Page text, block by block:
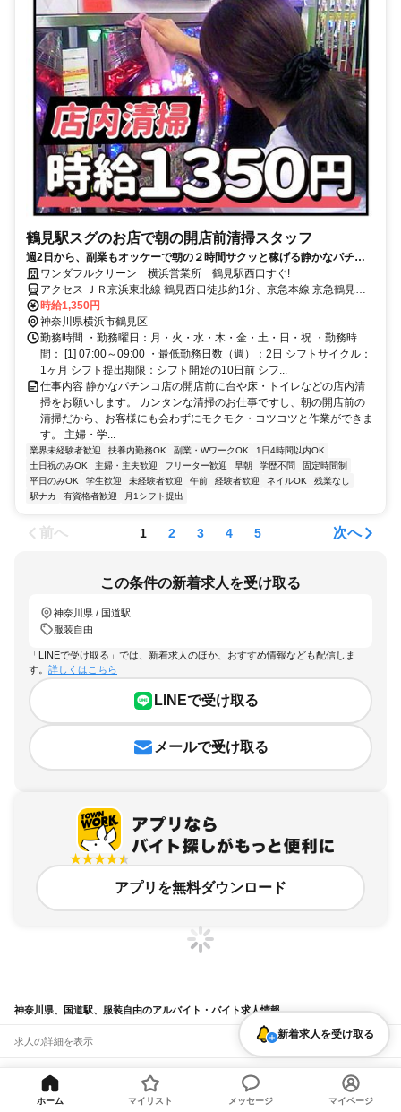
鶴見駅スグのお店で朝の開店前清掃スタッフ
週2日から、副業もオッケーで朝の２時間サクッと稼げる静かなパチン
コ店での開店前清掃！＊未成年は勤務できません
ワンダフルクリーン 横浜営業所 鶴見駅西口すぐ!
アクセス ＪＲ京浜東北線 鶴見西口徒歩約1分、京急本線 京急鶴見西
口徒歩約6分、京急本線 花月総持寺西口徒歩約13分 鶴見駅西口徒歩1
分
時給1,350円
神奈川県横浜市鶴見区
勤務時間 ・勤務曜日：月・火・水・木・金・土・日・祝 ・勤務時
間： [1] 07:00～09:00 ・最低勤務日数（週）：2日 シフトサイクル：
1ヶ月 シフト提出期限：シフト開始の10日前 シフ...
仕事内容 静かなパチンコ店の開店前に台や床・トイレなどの店内清
掃をお願いします。 カンタンな清掃のお仕事ですし、朝の開店前の
清掃だから、お客様にも会わずにモクモク・コツコツと作業ができま
す。 主婦・学...
業界未経験者歓迎 扶養内勤務OK 副業・WワークOK
1日4時間以内OK
土日祝のみOK
主婦・主夫歓迎 フリーター歓迎 早朝 学歴不問
固定時間制
平日のみOK
学生歓迎 未経験者歓迎 午前 経験者歓迎 ネイルOK
残業なし
駅ナカ
有資格者歓迎 月1シフト提出
前へ 1 2 3 4 5 次へ
この条件の新着求人を受け取る
神奈川県 / 国道駅
服装自由
「LINEで受け取る」では、新着求人のほか、おすすめ情報なども配信しま
す。 詳しくはこちら
LINEで受け取る
メールで受け取る
アプリを無料ダウンロード
神奈川県、国道駅、服装自由のアルバイト・バイト求人情報
求人の詳細を表示
条件を追加・変更して検索
市区町村を追加・変更
関連キーワード
新着求人を受け取る
ホーム マイリスト メッセージ マイページ